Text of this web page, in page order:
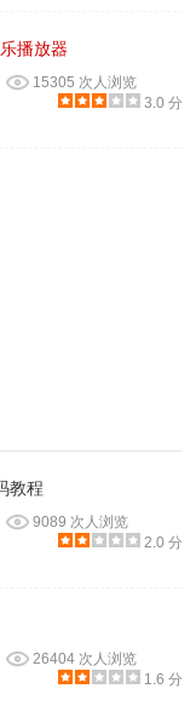
开发者提供了哈勃
播放器
15305 次人浏览
3.0 分
教程
9089 次人浏览
2.0 分
26404 次人浏览
1.6 分